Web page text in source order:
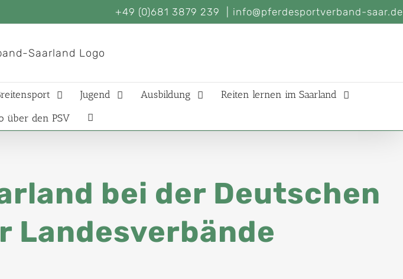
+49 (0)681 3879 239 info@pferdesportverband-saar.de
Jugend Ausbildung
Reiten lernen im Saarland
über den PSV
bei der Deutschen
Landesverbände